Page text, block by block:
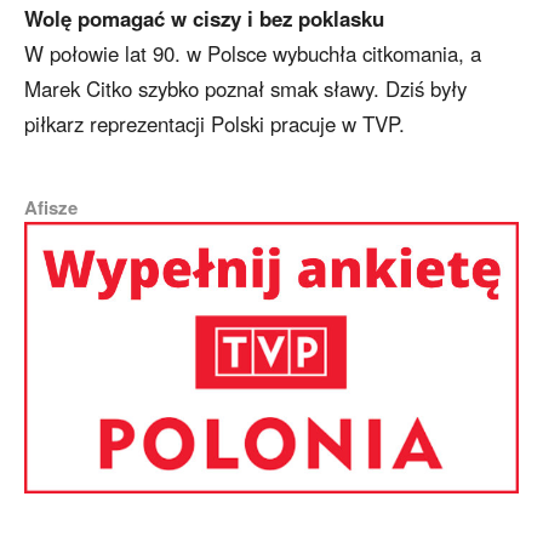
Wolę pomagać w ciszy i bez poklasku
W połowie lat 90. w Polsce wybuchła citkomania, a
Marek Citko szybko poznał smak sławy. Dziś były
piłkarz reprezentacji Polski pracuje w TVP.
Afisze